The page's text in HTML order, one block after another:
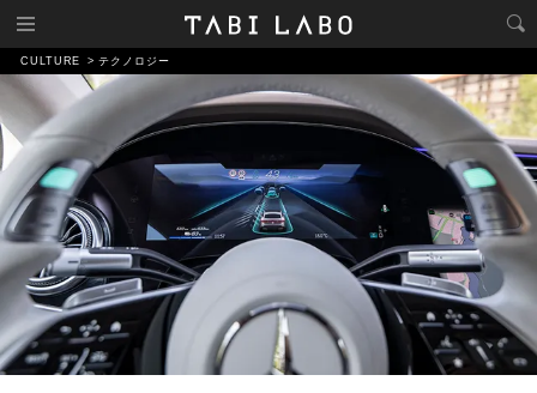
CULTURE テクノロジー